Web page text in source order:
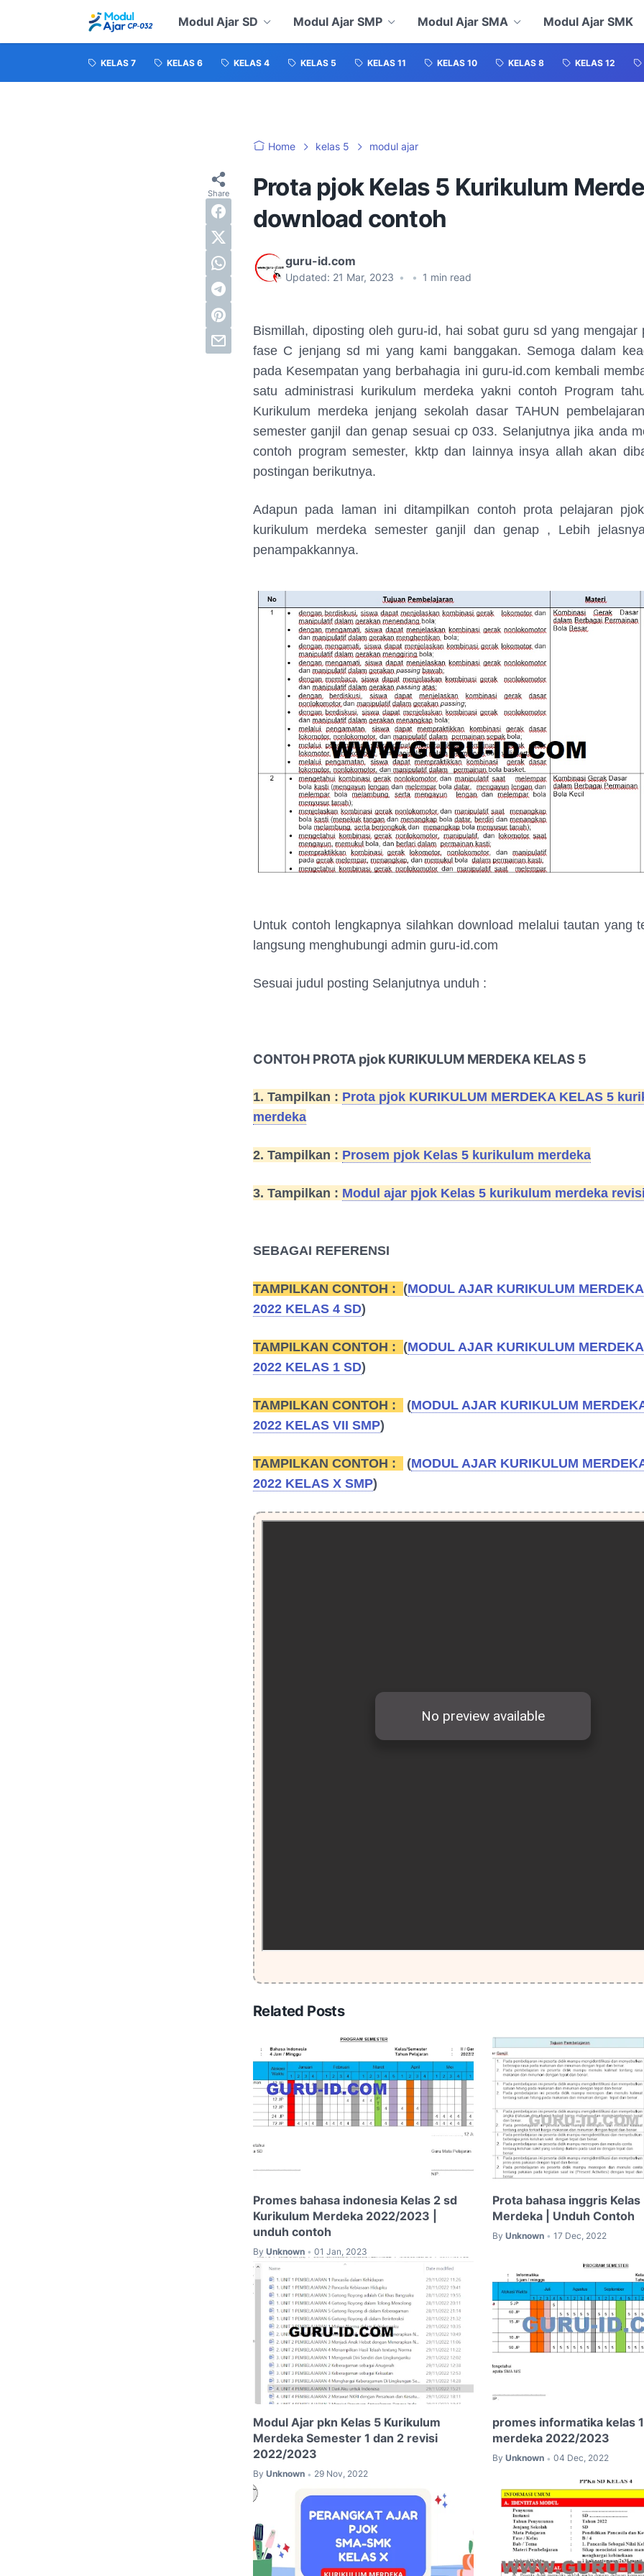
Modul Ajar SD Modul Ajar SMP Modul Ajar SMA Modul Ajar SMK
KELAS 7 KELAS 6 KELAS 4 KELAS 5 KELAS 11 KELAS 10 KELAS 8 KELAS 12
Home kelas 5 modul ajar
Prota pjok Kelas 5 Kurikulum
download contoh
guru-id.com
Updated: 21 Mar, 2023 • • 1 min read
Bismillah, diposting oleh guru-id, hai sobat guru sd yang mengajar
fase C jenjang sd mi yang kami banggakan. Semoga dalam
pada Kesempatan yang berbahagia ini guru-id.com kembali
satu administrasi kurikulum merdeka yakni contoh Program
Kurikulum merdeka jenjang sekolah dasar TAHUN
semester ganjil dan genap sesuai cp 033. Selanjutnya jika anda
contoh program semester, kktp dan lainnya insya allah akan
postingan berikutnya.
Adapun pada laman ini ditampilkan contoh prota pelajaran
kurikulum merdeka semester ganjil dan genap , Lebih
penampakkannya.
Untuk contoh lengkapnya silahkan download melalui tautan yang
langsung menghubungi admin guru-id.com
Sesuai judul posting Selanjutnya unduh :
CONTOH PROTA pjok KURIKULUM MERDEKA KELAS 5
1. Tampilkan : Prota pjok KURIKULUM MERDEKA KELAS 5
merdeka
2. Tampilkan : Prosem pjok Kelas 5 kurikulum merdeka
3. Tampilkan : Modul ajar pjok Kelas 5 kurikulum merdeka
SEBAGAI REFERENSI
TAMPILKAN CONTOH : (MODUL AJAR KURIKULUM
2022 KELAS 4 SD)
TAMPILKAN CONTOH : (MODUL AJAR KURIKULUM
2022 KELAS 1 SD)
TAMPILKAN CONTOH : (MODUL AJAR KURIKULUM
2022 KELAS VII SMP)
TAMPILKAN CONTOH : (MODUL AJAR KURIKULUM
2022 KELAS X SMP)
Related Posts
Promes bahasa indonesia Kelas 2 sd
Kurikulum Merdeka 2022/2023 |
unduh contoh
By Unknown • 01 Jan, 2023
Prota bahasa inggris
Merdeka | Unduh Contoh
By Unknown • 17 Dec, 2022
Modul Ajar pkn Kelas 5 Kurikulum
Merdeka Semester 1 dan 2 revisi
2022/2023
By Unknown • 29 Nov, 2022
promes informatika kelas
merdeka 2022/2023
By Unknown • 04 Dec, 2022